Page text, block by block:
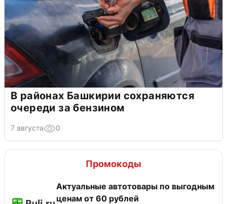
В районах Башкирии сохраняются
очереди за бензином
7 августа 0
Промокоды
Актуальные автотовары по выгодным
ценам от 60 рублей